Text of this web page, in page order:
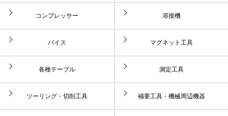
コンプレッサー 溶接機
バイス マグネット工具
各種テーブル 測定工具
ツーリング・切削工具 補要工具・機械周辺機器